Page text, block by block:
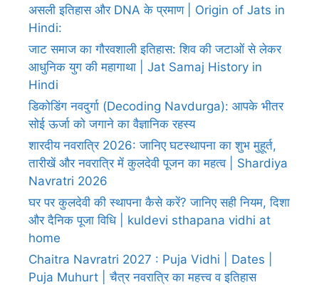
असली इतिहास और DNA के प्रमाण | Origin of Jats in
Hindi:
जाट समाज का गौरवशाली इतिहास: शिव की जटाओं से लेकर
आधुनिक युग की महागाथा | Jat Samaj History in
Hindi
डिकोडिंग नवदुर्गा (Decoding Navdurga): आपके भीतर
सोई ऊर्जा को जगाने का वैज्ञानिक रहस्य
शारदीय नवरात्रि 2026: जानिए घटस्थापना का शुभ मुहूर्त,
तारीखें और नवरात्रि में कुलदेवी पूजन का महत्व | Shardiya
Navratri 2026
घर पर कुलदेवी की स्थापना कैसे करें? जानिए सही नियम, दिशा
और दैनिक पूजा विधि | kuldevi sthapana vidhi at
home
Chaitra Navratri 2027 : Puja Vidhi | Dates |
Puja Muhurt | चैत्र नवरात्रि का महत्त्व व इतिहास